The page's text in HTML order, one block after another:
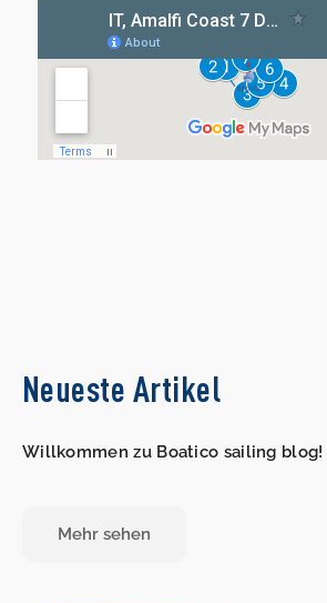
Neueste Artikel
Willkommen zu Boatico sailing blog!
Mehr sehen